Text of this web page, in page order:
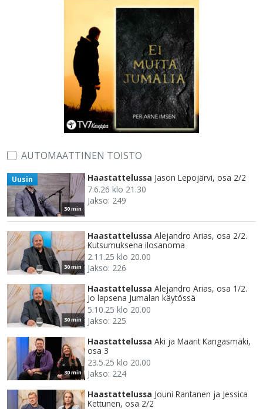
AUTOMAATTINEN TOISTO
30 min
Uusin Haastattelussa Jason Lepojärvi, osa 2/2
7.6.26 klo 21.30
Jakso: 249
30 min
Haastattelussa Alejandro Arias, osa 2/2.
Kutsumuksena ilosanoma
2.11.25 klo 20.00
Jakso: 226
30 min
Haastattelussa Alejandro Arias, osa 1/2.
Jo lapsena Jumalan käytössä
5.10.25 klo 20.00
Jakso: 225
30 min
Haastattelussa Aki ja Maarit Kangasmäki,
osa 3
23.5.25 klo 20.00
Jakso: 224
Haastattelussa Jouni Rantanen ja Jessica
Kettunen, osa 2/2